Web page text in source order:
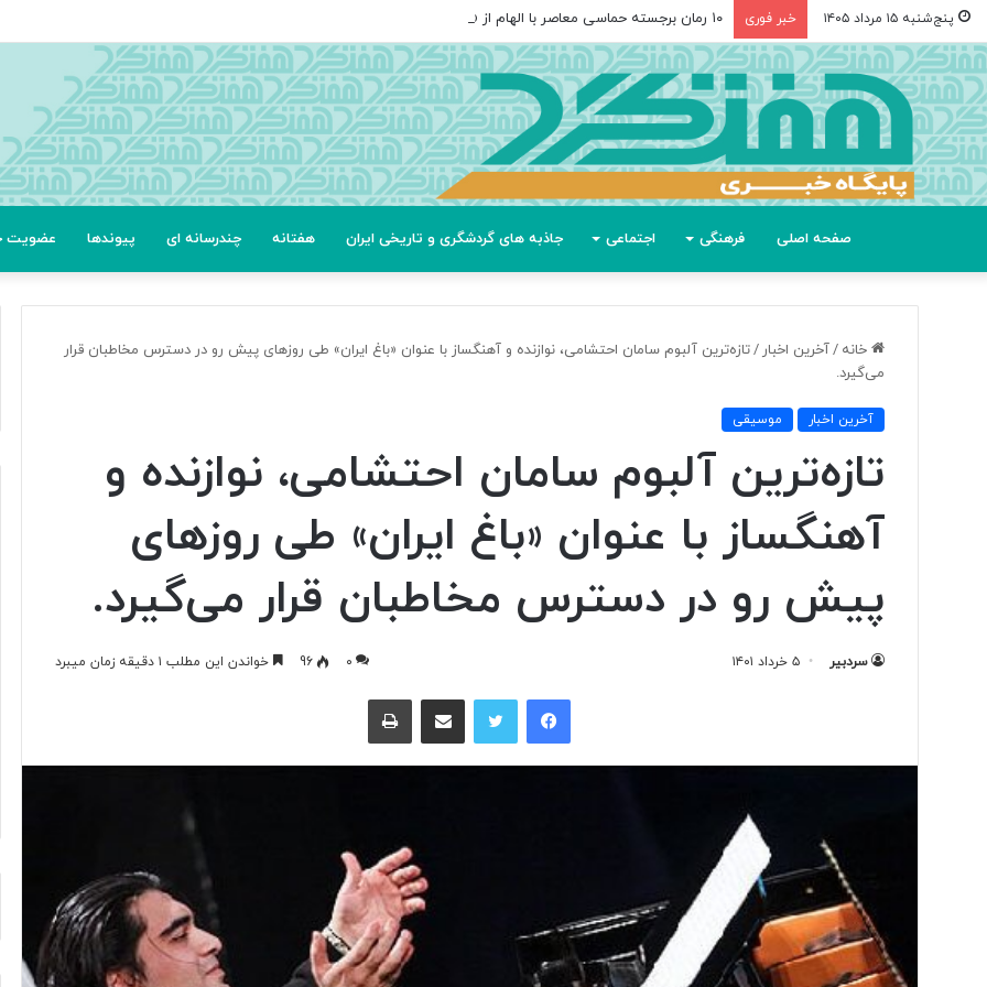
پنج‌شنبه ۱۵ مرداد ۱۴۰۵ خبر فوری ۱۰ رمان برجسته حماسی معاصر با الهام از «اودیسه» هومر
صفحه اصلی فرهنگی اجتماعی جاذبه های گردشگری و تاریخی ایران هفتانه چندرسانه ای پیوندها عضویت
خانه /آخرین اخبار /تازه‌ترین آلبوم سامان احتشامی، نوازنده و آهنگساز با عنوان «باغ ایران» طی روزهای پیش رو در دسترس مخاطبان قرار
می‌گیرد.
آخرین اخبار موسیقی
تازه‌ترین آلبوم سامان احتشامی، نوازنده و
آهنگساز با عنوان «باغ ایران» طی روزهای
پیش رو در دسترس مخاطبان قرار می‌گیرد.
سردبیر ۵ خرداد ۱۴۰۱ ۰ 96 خواندن این مطلب ۱ دقیقه زمان میبرد
فیس بوک توییتر اشتراک گذاری از طریق ایمیل چاپ
لباس‌های
هوشمند
تولید لباس‌های هوشمند ایرانی با
فناوری
می‌تواند
آتش‌نشان‌ها